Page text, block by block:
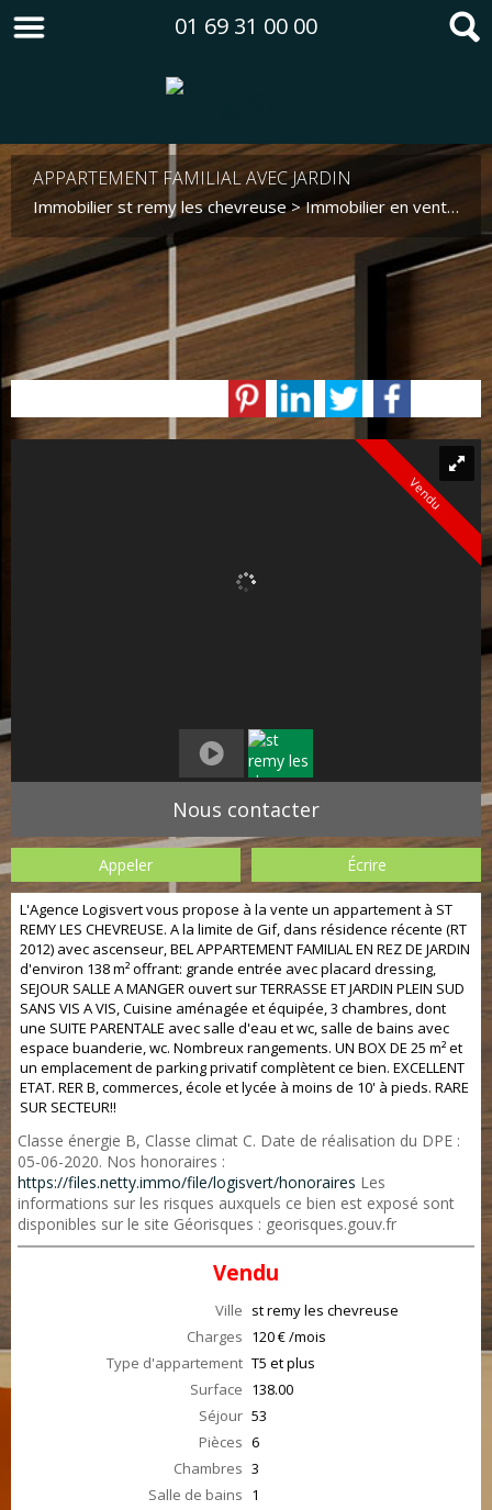
01 69 31 00 00
APPARTEMENT FAMILIAL AVEC JARDIN
Immobilier st remy les chevreuse >Immobilier en vente st remy les chevreuse
Vendu
Nous contacter
Appeler Écrire
L'Agence Logisvert vous propose à la vente un appartement à ST
REMY LES CHEVREUSE. A la limite de Gif, dans résidence récente (RT
2012) avec ascenseur, BEL APPARTEMENT FAMILIAL EN REZ DE JARDIN
d'environ 138 m² offrant: grande entrée avec placard dressing,
SEJOUR SALLE A MANGER ouvert sur TERRASSE ET JARDIN PLEIN SUD
SANS VIS A VIS, Cuisine aménagée et équipée, 3 chambres, dont
une SUITE PARENTALE avec salle d'eau et wc, salle de bains avec
espace buanderie, wc. Nombreux rangements. UN BOX DE 25 m² et
un emplacement de parking privatif complètent ce bien. EXCELLENT
ETAT. RER B, commerces, école et lycée à moins de 10' à pieds. RARE
SUR SECTEUR!!
Classe énergie B, Classe climat C. Date de réalisation du DPE :
05-06-2020. Nos honoraires :
https://files.netty.immo/file/logisvert/honoraires Les
informations sur les risques auxquels ce bien est exposé sont
disponibles sur le site Géorisques : georisques.gouv.fr
Vendu
Ville st remy les chevreuse
Charges 120 € /mois
Type d'appartement T5 et plus
Surface 138.00
Séjour 53
Pièces 6
Chambres 3
Salle de bains 1